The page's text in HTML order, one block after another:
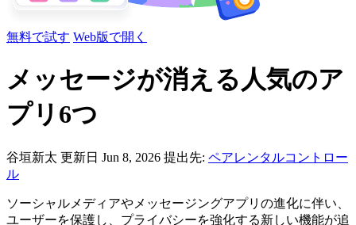
無料で試す Web版で開く
メッセージが消える人気のア
プリ6つ
谷垣新太 更新日 Jun 8, 2026 提出先: ペアレンタルコントロー
ル
ソーシャルメディアやメッセージングアプリの進化に伴い、
ユーザーを保護し、プライバシーを強化する新しい機能が追